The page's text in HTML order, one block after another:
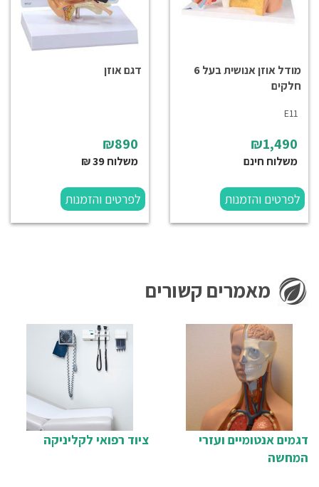
מודל אוזן אנושית בעל 6
חלקים
E11
₪1,490
משלוח חינם
לפרטים והזמנות
דגם אוזן
₪890
משלוח 39 ₪
לפרטים והזמנות
מאמרים קשורים
דגמים אנטומיים ועזרי
המחשה
ציוד רפואי לקליניקה